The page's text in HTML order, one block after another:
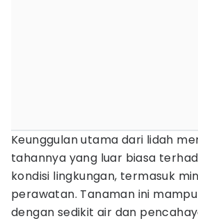
Keunggulan utama dari lidah
tahannya yang luar biasa
kondisi lingkungan, termasuk
perawatan. Tanaman ini
dengan sedikit air dan